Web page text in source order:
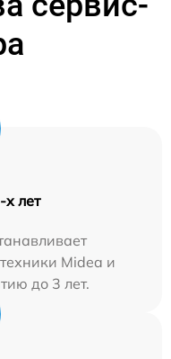
х лет
Midea и
до 3 лет.